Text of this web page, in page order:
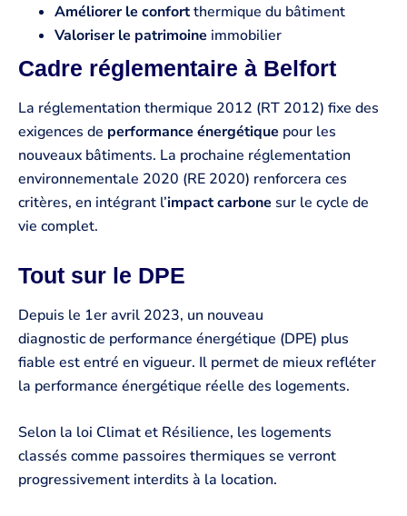
Améliorer le confortthermique du bâtiment
Valoriser le patrimoine immobilier
Cadre réglementaire à Belfort
La réglementation thermique 2012 (RT 2012) fixe des
exigences de performance énergétique pour les
nouveaux bâtiments. La prochaine réglementation
environnementale 2020 (RE 2020) renforcera ces
critères, en intégrant l’impact carbone sur le cycle de
vie complet.
Tout sur le DPE
Depuis le 1er avril 2023, un nouveau
diagnostic de performance énergétique (DPE) plus
fiable est entré en vigueur. Il permet de mieux refléter
la performance énergétique réelle des logements.
Selon la loi Climat et Résilience, les logements
classés comme passoires thermiques se verront
progressivement interdits à la location.